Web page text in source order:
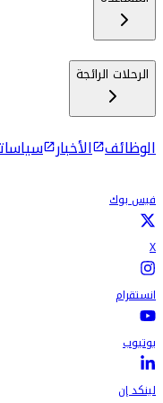
الرحلات الرائجة
الوظائف الأخبار
فيس بوك
X
انستقرام
يوتيوب
لينكد إن